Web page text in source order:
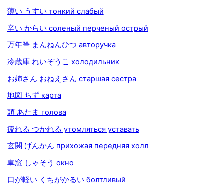
薄い うすい тонкий слабый
辛い からい соленый перченый острый
万年筆 まんねんひつ авторучка
冷蔵庫 れいぞうこ холодильник
お姉さん おねえさん старшая сестра
地図 ちず карта
頭 あたま голова
疲れる つかれる утомляться уставать
玄関 げんかん прихожая передняя холл
車窓 しゃそう окно
口が軽い くちがかるい болтливый